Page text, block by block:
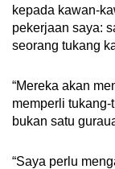
kepada kawan-
pekerjaan saya:
seorang tukang
“Mereka akan
memperli
bukan satu
“Saya perlu